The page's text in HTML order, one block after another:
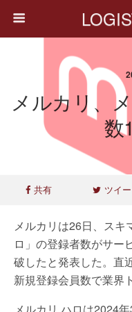
メルカリ、
数
共有 ツイ
メルカリは26日、スキ
ロ」の登録者数がサー
破したと発表した。直
新規登録会員数で業界